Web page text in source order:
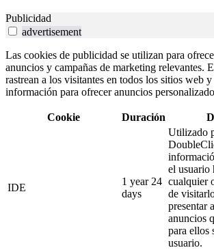
Publicidad
advertisement
Las cookies de publicidad se utilizan para
anuncios y campañas de marketing relevantes.
rastrean a los visitantes en todos los sitios web
información para ofrecer anuncios
Cookie Duración
IDE
1 year 24
days
Utilizado
el usuario
cualquier
de
presentar
anuncios
para ellos
usuario.